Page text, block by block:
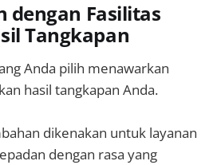
dengan Fasilitas
Tangkapan
Anda pilih menawarkan
hasil tangkapan Anda.
dikenakan untuk layanan
dengan rasa yang